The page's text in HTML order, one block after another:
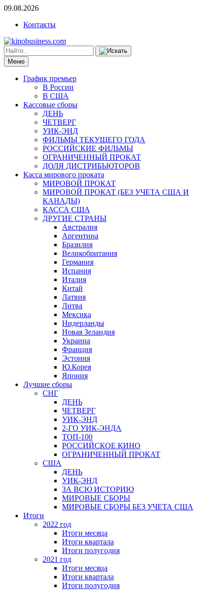
09.08.2026
Контакты
Меню
График премьер
В России
В США
Кассовые сборы
ДЕНЬ
ЧЕТВЕРГ
УИК-ЭНД
ФИЛЬМЫ ТЕКУЩЕГО ГОДА
РОССИЙСКИЕ ФИЛЬМЫ
ОГРАНИЧЕННЫЙ ПРОКАТ
ДОЛЯ ДИСТРИБЬЮТОРОВ
Касса мирового проката
МИРОВОЙ ПРОКАТ
МИРОВОЙ ПРОКАТ (БЕЗ УЧЕТА США И
КАНАДЫ)
КАССА США
ДРУГИЕ СТРАНЫ
Австралия
Аргентина
Бразилия
Великобритания
Германия
Испания
Италия
Китай
Латвия
Литва
Мексика
Нидерланды
Новая Зеландия
Украина
Франция
Эстония
Ю.Корея
Япония
Лучшие сборы
СНГ
ДЕНЬ
ЧЕТВЕРГ
УИК-ЭНД
2-ГО УИК-ЭНДА
ТОП-100
РОССИЙСКОЕ КИНО
ОГРАНИЧЕННЫЙ ПРОКАТ
США
ДЕНЬ
УИК-ЭНД
ЗА ВСЮ ИСТОРИЮ
МИРОВЫЕ СБОРЫ
МИРОВЫЕ СБОРЫ БЕЗ УЧЕТА США
Итоги
2022 год
Итоги месяца
Итоги квартала
Итоги полугодия
2021 год
Итоги месяца
Итоги квартала
Итоги полугодия